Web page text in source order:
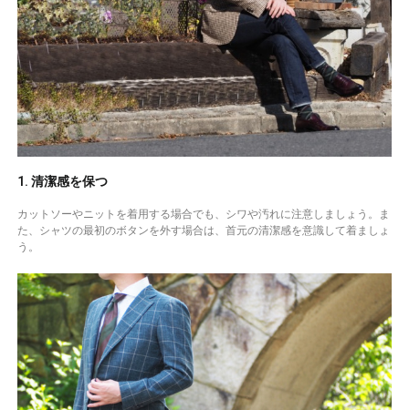
1. 清潔感を保つ
カットソーやニットを着用する場合でも、シワや汚れに注意しましょう。ま
た、シャツの最初のボタンを外す場合は、首元の清潔感を意識して着ましょ
う。